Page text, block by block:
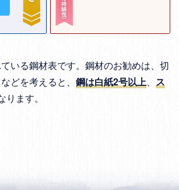
いる鋼材表です。鋼材のお勧めは、切
どを考えると、 鋼は白紙2号以上、 ス
ります。